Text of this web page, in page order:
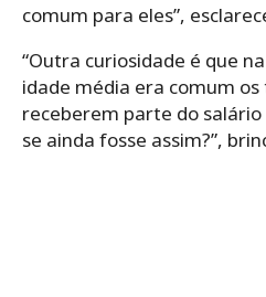
comum para eles”,
“Outra curiosidade é que
idade média era comum
receberem parte do salário
se ainda fosse assim?”,